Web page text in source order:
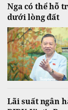
Nga có thể hỗ
dưới lòng đất
Lãi suất ngân